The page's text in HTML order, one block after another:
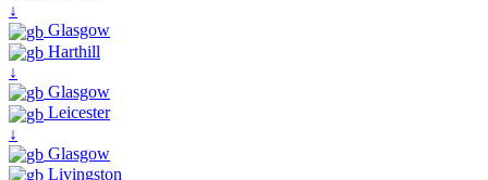
↓
Glasgow
Harthill
↓
Glasgow
Leicester
↓
Glasgow
Livingston